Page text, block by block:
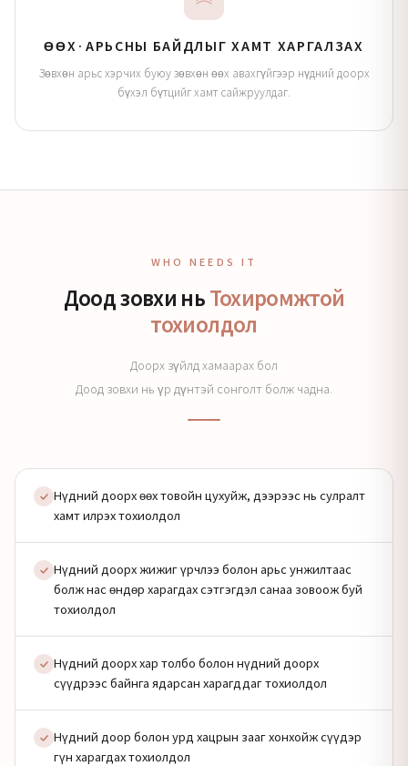
ӨӨХ·АРЬСНЫ БАЙДЛЫГ ХАМТ ХАРГАЛЗАХ
Зөвхөн арьс хэрчих буюу зөвхөн өөх авахгүйгээр нүдний доорх
бүхэл бүтцийг хамт сайжруулдаг.
WHO NEEDS IT
Доод зовхи ньТохиромжтой
тохиолдол
Доорх зүйлд хамаарах бол
Доод зовхи нь үр дүнтэй сонголт болж чадна.
Нүдний доорх өөх товойн цухуйж, дээрээс нь сулралт
хамт илрэх тохиолдол
Нүдний доорх жижиг үрчлээ болон арьс унжилтаас
болж нас өндөр харагдах сэтгэгдэл санаа зовоож буй
тохиолдол
Нүдний доорх хар толбо болон нүдний доорх
сүүдрээс байнга ядарсан харагддаг тохиолдол
Нүдний доор болон урд хацрын зааг хонхойж сүүдэр
гүн харагдах тохиолдол